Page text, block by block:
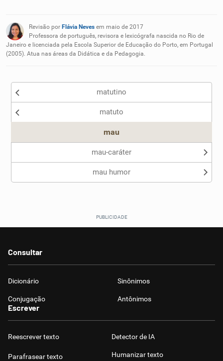
Nenhum dos sinônimos apresentados me ajudou
Outro
Revisão por Flávia Neves em maio de 2017
Professora de português, revisora e lexicógrafa nascida no Rio de
Janeiro e licenciada pela Escola Superior de Educação do Porto, em Portugal
(2005). Atua nas áreas da Didática e da Pedagogia.
matutino
matuto
mau
mau-caráter
mau humor
Consultar
Dicionário Sinônimos
Conjugação Antônimos
Escrever
Reescrever texto
Parafrasear texto
Detector de IA
Humanizar texto